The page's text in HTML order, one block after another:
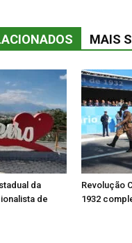
MAIS
da
de
Revolução
1932